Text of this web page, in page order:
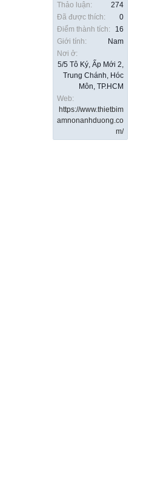
Thảo luận:
274
Đã được thích:
0
Điểm thành tích:
16
Giới tính:
Nam
Nơi ở:
5/5 Tô Ký, Ấp Mới 2,
Trung Chánh, Hóc
Môn, TP.HCM
Web:
https://www.thietbim
amnonanhduong.co
m/